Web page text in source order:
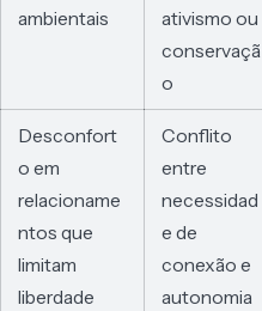
ambientais
ativismo ou
conservaçã
o
Desconfort
o em
relacioname
ntos que
limitam
liberdade
Conflito
entre
necessidad
e de
conexão e
autonomia